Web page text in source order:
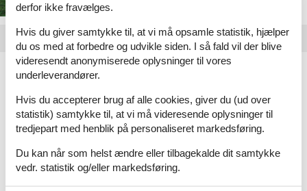
Artikeltyper
Sommerhus
Alle
Sverige
derfor ikke fravælges.
Hvis du giver samtykke til, at vi må opsamle statistik, hjælper
du os med at forbedre og udvikle siden. I så fald vil der blive
videresendt anonymiserede oplysninger til vores
underleverandører.
Hvis du accepterer brug af alle cookies, giver du (ud over
statistik) samtykke til, at vi må videresende oplysninger til
tredjepart med henblik på personaliseret markedsføring.
Du kan når som helst ændre eller tilbagekalde dit samtykke
vedr. statistik og/eller markedsføring.